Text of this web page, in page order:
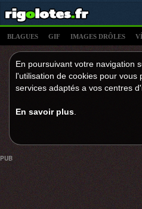
BLAGUES GIF IMAGES DRÔLES
En poursuivant votre navigation
l'utilisation de cookies pour vous
services adaptés a vos centres
En savoir plus
PUB